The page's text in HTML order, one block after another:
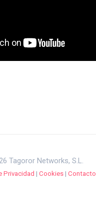
Tagoror Networks, S.L.
Privacidad | Cookies| Contacto